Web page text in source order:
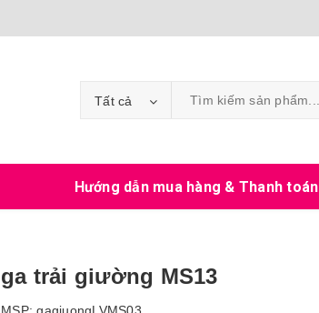
Tất cả
Hướng dẫn mua hàng & Thanh toán
ga trải giường MS13